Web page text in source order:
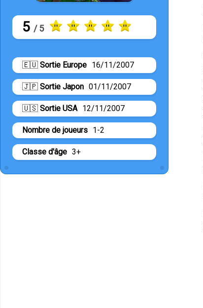
5 / 5
🇪🇺 Sortie Europe 16/11/2007
🇯🇵 Sortie Japon 01/11/2007
🇺🇸 Sortie USA 12/11/2007
Nombre de joueurs 1-2
Classe d'âge 3+